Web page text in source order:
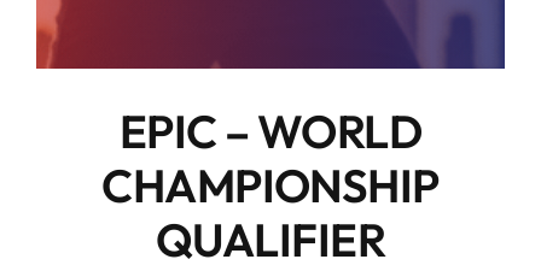
Branşlar
EPIC – WORLD
CHAMPIONSHIP
QUALIFIER